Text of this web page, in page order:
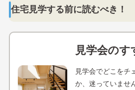
住宅見学する前に読むべき！
見学会のす
見学会でどこをチ
か、迷っていませ